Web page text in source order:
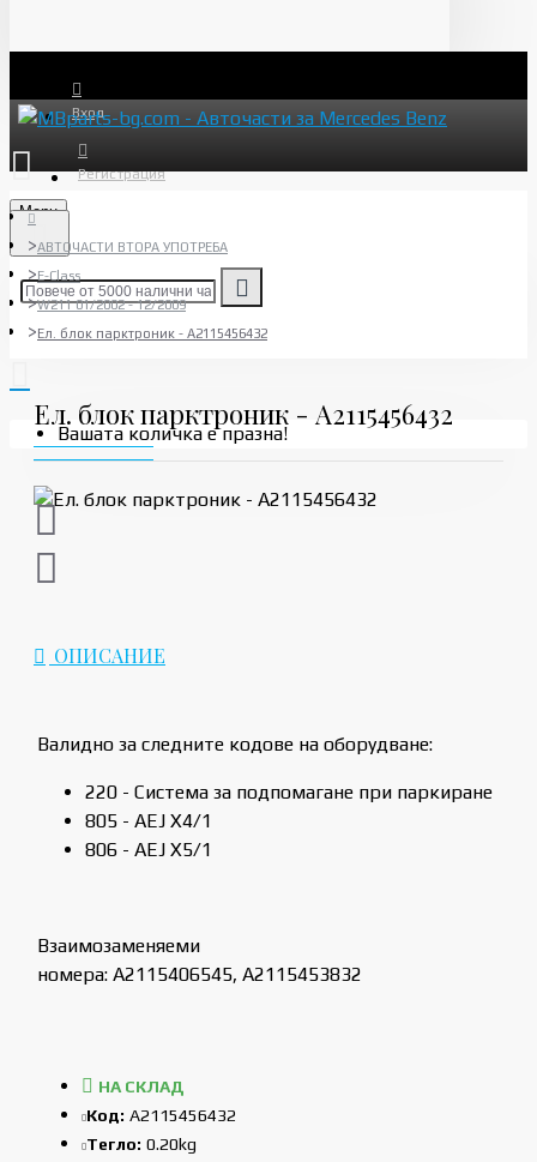
Вход
Регистрация
Menu
Вашата количка е празна!
АВТОЧАСТИ ВТОРА УПОТРЕБА
E-Class
W211 01/2002 - 12/2009
Ел. блок парктроник - A2115456432
Ел. блок парктроник - A2115456432
ОПИСАНИЕ
Валидно за следните кодове на оборудване:
220 - Система за подпомагане при паркиране
805 - AEJ X4/1
806 - AEJ X5/1
Взаимозаменяеми
номера: A2115406545, A2115453832
НА СКЛАД
Код: A2115456432
Тегло: 0.20kg